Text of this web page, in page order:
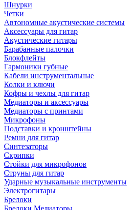
Шнурки
Четки
Автономные акустические системы
Аксессуары для гитар
Акустические гитары
Барабанные палочки
Блокфлейты
Гармоники губные
Кабели инструментальные
Колки и ключи
Кофры и чехлы для гитар
Медиаторы и аксессуары
Медиаторы с принтами
Микрофоны
Подставки и кронштейны
Ремни для гитар
Синтезаторы
Скрипки
Стойки для микрофонов
Струны для гитар
Ударные музыкальные инструменты
Электрогитары
Брелоки
Брелоки Медиаторы